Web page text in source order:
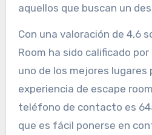
aquellos que buscan un
Con una valoración de 4,6
Room ha sido calificado
uno de los mejores
experiencia de escape
teléfono de contacto es
que es fácil ponerse en